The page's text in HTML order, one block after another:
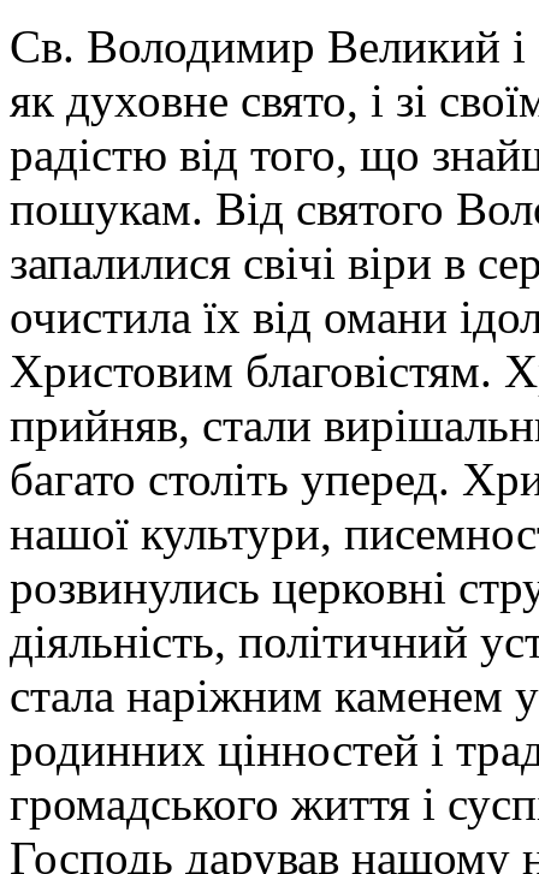
Св. Володимир Великий
як духовне свято, і зі
радістю від того, що
пошукам. Від святого
запалилися свічі віри в
очистила їх від омани
Христовим благовістям.
прийняв, стали
багато століть уперед.
нашої культури,
розвинулись церковні
діяльність, політичний
стала наріжним каменем
родинних цінностей і
громадського життя і
Господь дарував нашому